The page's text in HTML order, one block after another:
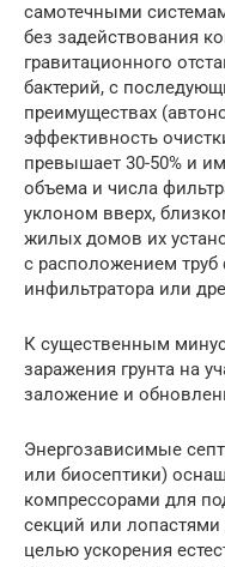
самотечными
без задействования
гравитационного
бактерий, с
преимуществах
эффективность
превышает 30-50% и
объема и числа
уклоном вверх,
жилых домов их
с расположением
инфильтратора или
К существенным
заражения грунта на
заложение и
Энергозависимые
или биосептики)
компрессорами для
секций или
целью ускорения